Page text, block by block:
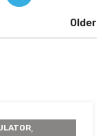
Older
,